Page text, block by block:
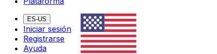
ES-US
Iniciar sesión
Registrarse
Ayuda